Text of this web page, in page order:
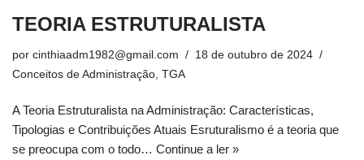
TEORIA ESTRUTURALISTA
por cinthiaadm1982@gmail.com
18 de outubro de 2024
Conceitos de Administração, TGA
A Teoria Estruturalista na Administração: Características,
Tipologias e Contribuições Atuais Esruturalismo é a teoria que
se preocupa com o todo… Continue a ler »